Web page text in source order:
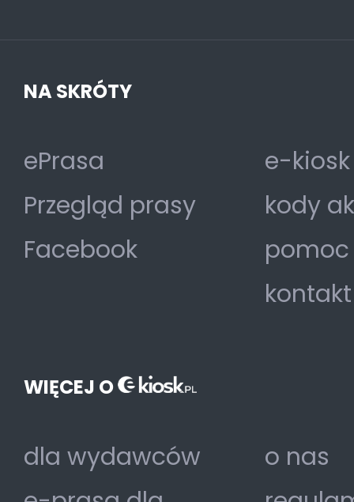
NA SKRÓTY
ePrasa
Przegląd prasy
Facebook
e-
kody
pomoc
kontakt
WIĘCEJ O
dla wydawców
o nas